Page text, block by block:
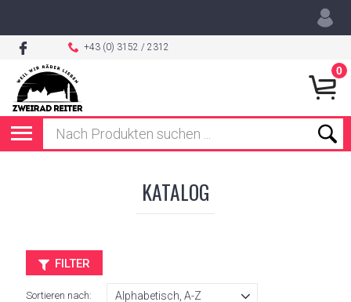
+43 (0) 3152 / 2312
0
KATALOG
FILTER
Sortieren nach: